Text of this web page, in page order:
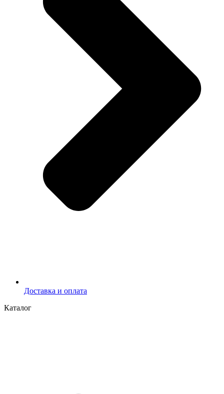
Доставка и оплата
Каталог